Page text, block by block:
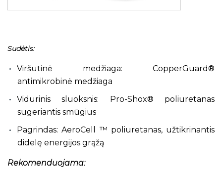
Sudėtis:
Viršutinė medžiaga: CopperGuard®
antimikrobinė medžiaga
Vidurinis sluoksnis: Pro-Shox® poliuretanas
sugeriantis smūgius
Pagrindas: AeroCell ™ poliuretanas, užtikrinantis
didelę energijos grąžą
Rekomenduojama: